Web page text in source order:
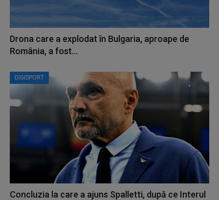
Drona care a explodat în Bulgaria, aproape de
România, a fost...
DIGISPORT
Concluzia la care a ajuns Spalletti, după ce Interul